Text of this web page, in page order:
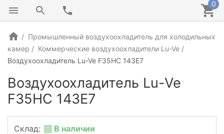
0
Промышленный воздухоохладитель для холодильных
камер
Коммерческие воздухоохладители Lu-Ve
Воздухоохладитель Lu-Ve F35HC 143E7
Воздухоохладитель Lu-Ve
F35HC 143E7
Склад:
В наличии